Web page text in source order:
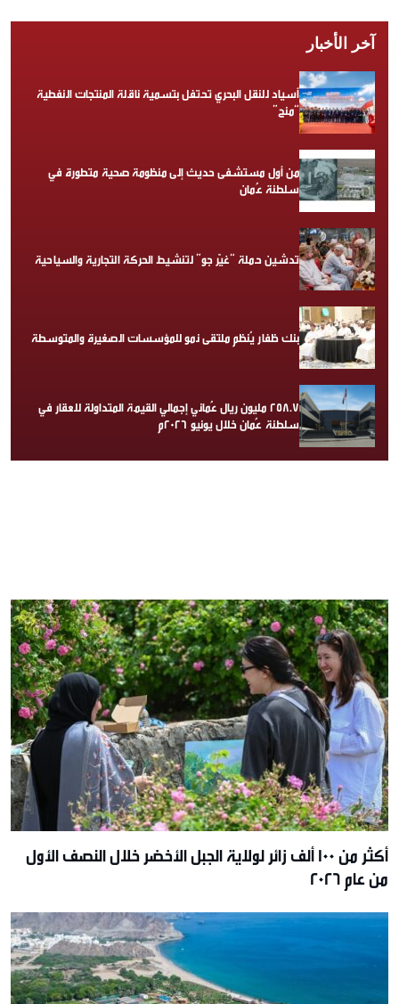
آخر الأخبار
أسياد للنقل البحري تحتفل بتسمية ناقلة المنتجات النفطية
“منح”
من أول مستشفى حديث إلى منظومة صحية متطورة في
سلطنة عُمان
تدشين حملة “غيّر جو” لتنشيط الحركة التجارية والسياحية
بنك ظفار يُنظم ملتقى نمو للمؤسسات الصغيرة والمتوسطة
258.7 مليون ريال عُماني إجمالي القيمة المتداولة للعقار في
سلطنة عُمان خلال يونيو 2026م
أكثر من 100 ألف زائر لولاية الجبل الأخضر خلال النصف الأول
من عام 2026